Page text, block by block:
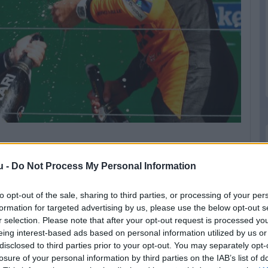
- Do Not Process My Personal Information
opt-out of the sale, sharing to third parties, or processing of your
for targeted advertising by us, please use the below opt-out
selection. Please note that after your opt-out request is processed
interest-based ads based on personal information utilized by us
to third parties prior to your opt-out. You may separately
of your personal information by third parties on the IAB’s list of
szerint akkor sem lenne nagy gond,
az év végén.
de reálisnak kell maradnunk.
ha elég versenyképesek vagyunk, akkor
egyszerű, az élet megy tovább. Nem nagy